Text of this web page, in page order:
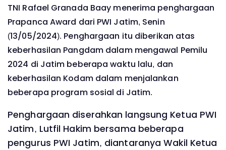
TNI Rafael Granada Baay menerima penghargaan
Prapanca Award dari PWI Jatim, Senin
(13/05/2024). Penghargaan itu diberikan atas
keberhasilan Pangdam dalam mengawal Pemilu
2024 di Jatim beberapa waktu lalu, dan
keberhasilan Kodam dalam menjalankan
beberapa program sosial di Jatim.
Penghargaan diserahkan langsung Ketua PWI
Jatim, Lutfil Hakim bersama beberapa
pengurus PWI Jatim, diantaranya Wakil Ketua